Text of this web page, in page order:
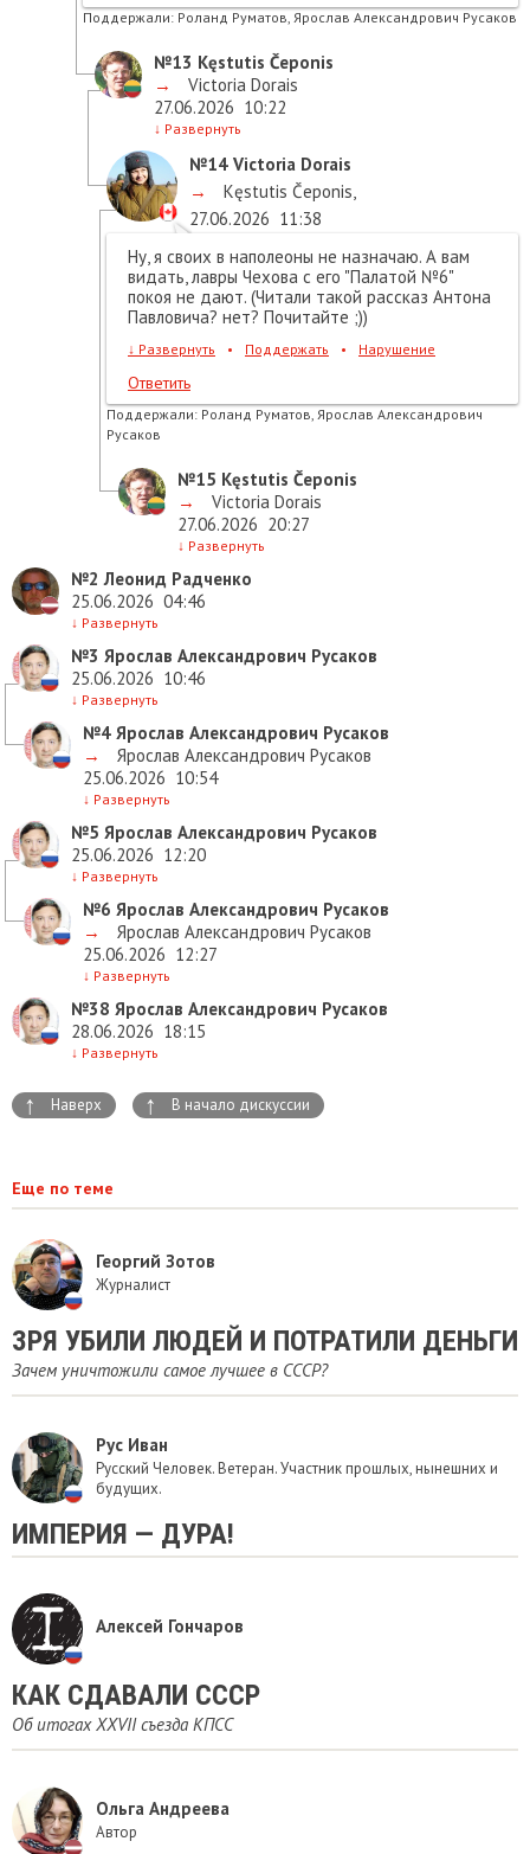
Поддержали: Роланд Руматов, Ярослав Александрович Русаков
№13 Kęstutis Čeponis
→
Victoria Dorais
27.06.2026 10:22
↓ Развернуть
№14 Victoria Dorais
→
Kęstutis Čeponis
27.06.2026 11:38
Ну, я своих в наполеоны не назначаю. А вам
видать, лавры Чехова с его "Палатой №6"
покоя не дают. (Читали такой рассказ Антона
Павловича? нет? Почитайте ;))
↓ Развернуть • Поддержать • Нарушение
Ответить
Поддержали: Роланд Руматов, Ярослав Александрович
Русаков
№15 Kęstutis Čeponis
→
Victoria Dorais
27.06.2026 20:27
↓ Развернуть
№2 Леонид Радченко
25.06.2026 04:46
↓ Развернуть
№3 Ярослав Александрович Русаков
25.06.2026 10:46
↓ Развернуть
№4 Ярослав Александрович Русаков
→
Ярослав Александрович Русаков
25.06.2026 10:54
↓ Развернуть
№5 Ярослав Александрович Русаков
25.06.2026 12:20
↓ Развернуть
№6 Ярослав Александрович Русаков
→
Ярослав Александрович Русаков
25.06.2026 12:27
↓ Развернуть
№38 Ярослав Александрович Русаков
28.06.2026 18:15
↓ Развернуть
↑ Наверх ↑ В начало дискуссии
Еще по теме
Георгий Зотов
Журналист
ЗРЯ УБИЛИ ЛЮДЕЙ И ПОТРАТИЛИ ДЕНЬГИ
Зачем уничтожили самое лучшее в СССР?
Рус Иван
Русский Человек. Ветеран. Участник прошлых, нынешних и
будущих.
ИМПЕРИЯ — ДУРА!
Алексей Гончаров
КАК СДАВАЛИ СССР
Об итогах XXVII съезда КПСС
Ольга Андреева
Автор